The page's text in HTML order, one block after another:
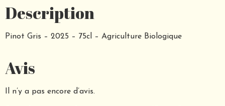
Description
Pinot Gris – 2025 – 75cl – Agriculture Biologique
Avis
Il n’y a pas encore d’avis.